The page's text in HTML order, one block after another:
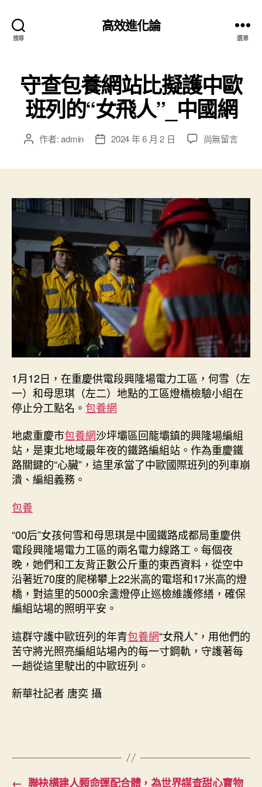
搜尋
高效進化論
選單
守查包養網站比擬護中歐
班列的“女飛人”_中國網
文 作者:admin
文
期
2024 年 6 月 2 日
在
網
站
比
護
中
班
的
飛
人”
中
國
尚無留言
1月12日，在重慶供電段興隆場電力工區，何雪（左
一）和母思琪（左二）地點的工區燈橋檢驗小組在
停止分工點名。 包養網
地處重慶市包養網沙坪壩區回龍壩鎮的興隆場編組
站，是東北地域最年夜的鐵路編組站。作為重慶鐵
路關鍵的“心臟”，這里承當了中歐國際班列的列車崩
潰、編組義務。
包養
“00后”女孩何雪和母思琪是中國鐵路成都局重慶供
電段興隆場電力工區的兩名電力線路工。每個夜
晚，她們和工友背正數公斤重的東西資料，從空中
沿著近70度的爬梯攀上22米高的電塔和17米高的燈
橋，對這里的5000余盞燈停止巡檢維護修繕，確保
編組站場的照明平安。
這群守護中歐班列的年青包養網“女飛人”，用他們的
苦守將光照亮編組站場內的每一寸鋼軌，守護著每
一趟從這里駛出的中歐班列。
新華社記者 唐奕 攝
← 聯袂構建人類命運配合體，為世界謀查甜心寶物